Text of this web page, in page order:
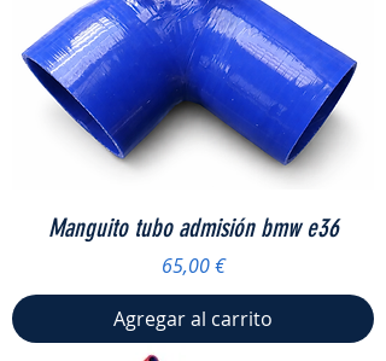
Manguito tubo admisión bmw e36
Precio
65,00 €
Agregar al carrito